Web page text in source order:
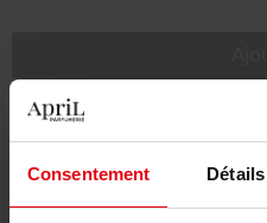
Consentement Détails
Livraison gratuite à
Retour gratuit dans
Emballage cadeau